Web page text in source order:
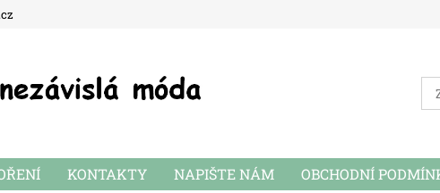
KONTAKTY NAPIŠTE NÁM OBCHODNÍ